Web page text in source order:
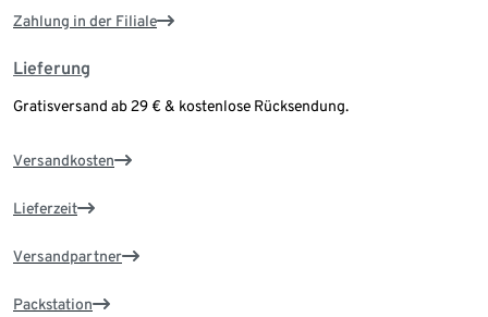
Zahlung in der Filiale
Lieferung
Gratisversand ab 29 € & kostenlose Rücksendung.
Versandkosten
Lieferzeit
Versandpartner
Packstation